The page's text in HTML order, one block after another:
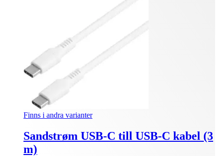
Finns i andra varianter
Sandstrøm USB-C till USB-C kabel (3
m)